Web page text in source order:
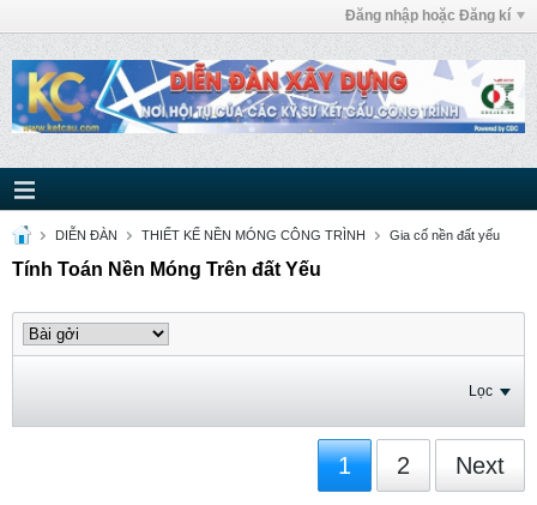
Đăng nhập hoặc Đăng kí
DIỄN ĐÀN THIẾT KẾ NỀN MÓNG CÔNG TRÌNH Gia cố nền đất yếu
Tính Toán Nền Móng Trên đất Yếu
Lọc
1 2 Next